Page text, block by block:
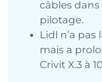
câbles
pilotage.
Lidl n’a pas
mais a
Crivit X.3 à